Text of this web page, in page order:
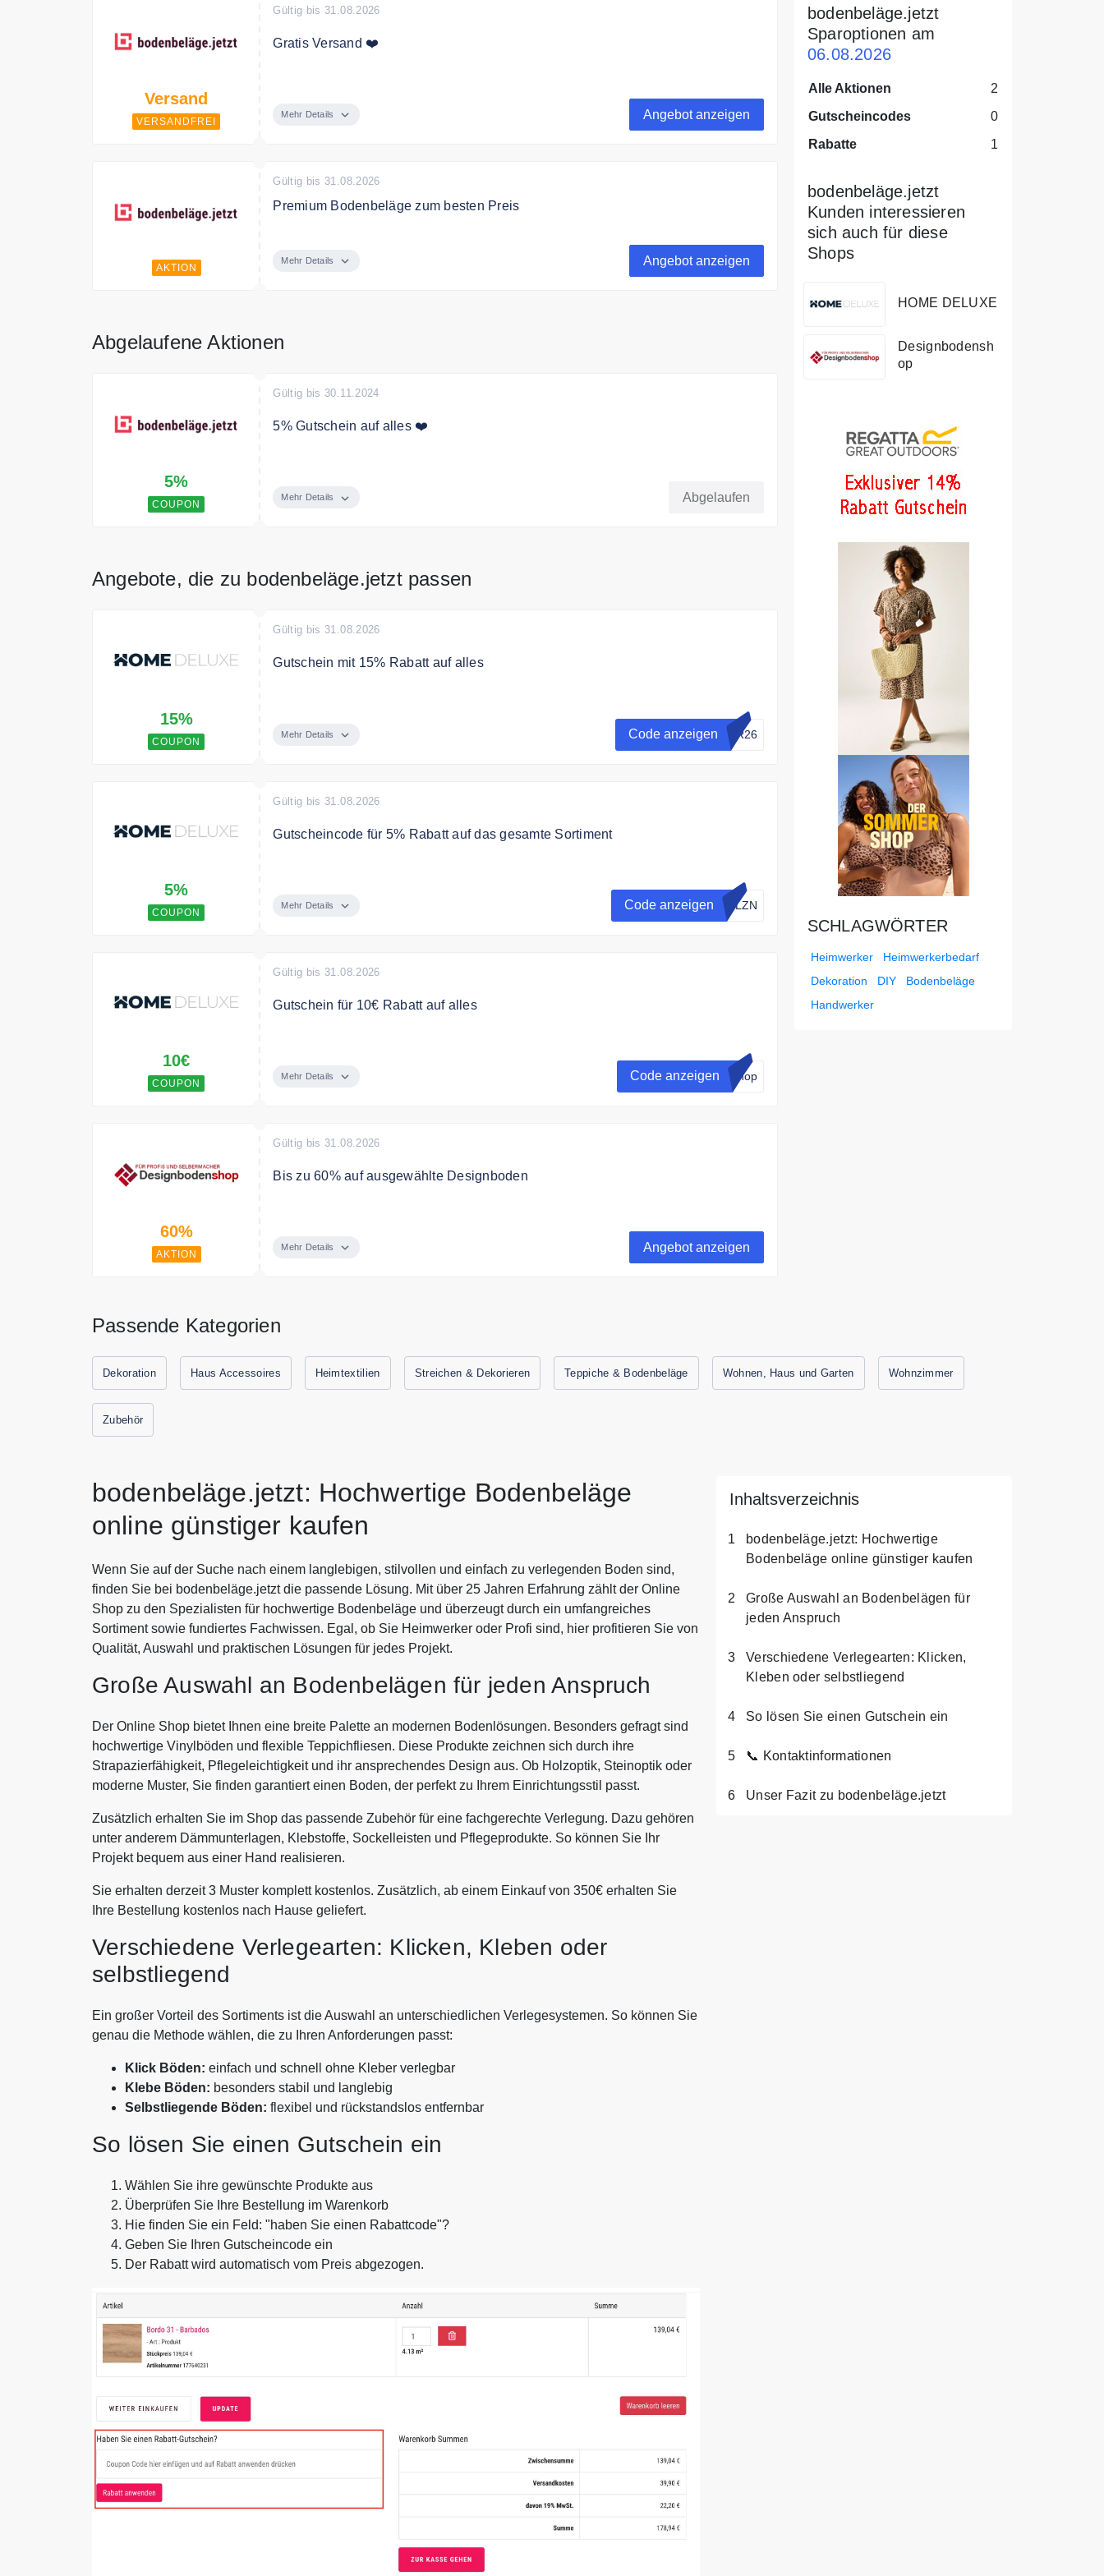
Versand
VERSANDFREI
Gültig bis 31.08.2026
Gratis Versand ❤️
Mehr Details Angebot anzeigen
AKTION
Gültig bis 31.08.2026
Premium Bodenbeläge zum besten Preis
Mehr Details Angebot anzeigen
Abgelaufene Aktionen
5%
COUPON
Gültig bis 30.11.2024
5% Gutschein auf alles ❤️
Mehr Details Abgelaufen
Angebote, die zu bodenbeläge.jetzt passen
15%
COUPON
Gültig bis 31.08.2026
Gutschein mit 15% Rabatt auf alles
Mehr Details Code anzeigen ER26
5%
COUPON
Gültig bis 31.08.2026
Gutscheincode für 5% Rabatt auf das gesamte Sortiment
Bedingungen
Mehr Details Code anzeigen WLZN
10€
COUPON
Gültig bis 31.08.2026
Gutschein für 10€ Rabatt auf alles
Mehr Details Code anzeigen Shop
60%
AKTION
Gültig bis 31.08.2026
Bis zu 60% auf ausgewählte Designboden
Mehr Details Angebot anzeigen
Inhaltsverzeichnis
bodenbeläge.jetzt: Hochwertige
Bodenbeläge online günstiger kaufen
Große Auswahl an Bodenbelägen für
jeden Anspruch
Verschiedene Verlegearten: Klicken,
Kleben oder selbstliegend
So lösen Sie einen Gutschein ein
📞 Kontaktinformationen
Unser Fazit zu bodenbeläge.jetzt
Passende Kategorien
Dekoration Haus Accessoires Heimtextilien Streichen & Dekorieren Teppiche & Bodenbeläge Wohnen, Haus und Garten Wohnzimmer
Zubehör
bodenbeläge.jetzt: Hochwertige Bodenbeläge
online günstiger kaufen
Wenn Sie auf der Suche nach einem langlebigen, stilvollen und einfach zu verlegenden Boden sind,
finden Sie bei bodenbeläge.jetzt die passende Lösung. Mit über 25 Jahren Erfahrung zählt der Online
Shop zu den Spezialisten für hochwertige Bodenbeläge und überzeugt durch ein umfangreiches
Sortiment sowie fundiertes Fachwissen. Egal, ob Sie Heimwerker oder Profi sind, hier profitieren Sie von
Qualität, Auswahl und praktischen Lösungen für jedes Projekt.
Große Auswahl an Bodenbelägen für jeden Anspruch
Der Online Shop bietet Ihnen eine breite Palette an modernen Bodenlösungen. Besonders gefragt sind
hochwertige Vinylböden und flexible Teppichfliesen. Diese Produkte zeichnen sich durch ihre
Strapazierfähigkeit, Pflegeleichtigkeit und ihr ansprechendes Design aus. Ob Holzoptik, Steinoptik oder
moderne Muster, Sie finden garantiert einen Boden, der perfekt zu Ihrem Einrichtungsstil passt.
Zusätzlich erhalten Sie im Shop das passende Zubehör für eine fachgerechte Verlegung. Dazu gehören
unter anderem Dämmunterlagen, Klebstoffe, Sockelleisten und Pflegeprodukte. So können Sie Ihr
Projekt bequem aus einer Hand realisieren.
Sie erhalten derzeit 3 Muster komplett kostenlos. Zusätzlich, ab einem Einkauf von 350€ erhalten Sie
Ihre Bestellung kostenlos nach Hause geliefert.
Verschiedene Verlegearten: Klicken, Kleben oder
selbstliegend
Ein großer Vorteil des Sortiments ist die Auswahl an unterschiedlichen Verlegesystemen. So können Sie
genau die Methode wählen, die zu Ihren Anforderungen passt:
Klick Böden: einfach und schnell ohne Kleber verlegbar
Klebe Böden: besonders stabil und langlebig
Selbstliegende Böden: flexibel und rückstandslos entfernbar
So lösen Sie einen Gutschein ein
Wählen Sie ihre gewünschte Produkte aus
Überprüfen Sie Ihre Bestellung im Warenkorb
Hie finden Sie ein Feld: "haben Sie einen Rabattcode"?
Geben Sie Ihren Gutscheincode ein
Der Rabatt wird automatisch vom Preis abgezogen.
bodenbeläge.jetzt
Sparoptionen am
06.08.2026
Alle Aktionen
2
Gutscheincodes
0
Rabatte
1
bodenbeläge.jetzt
Kunden interessieren
sich auch für diese
Shops
HOME DELUXE
Designbodensh
op
SCHLAGWÖRTER
Heimwerker
Heimwerkerbedarf
Dekoration
DIY
Bodenbeläge
Handwerker